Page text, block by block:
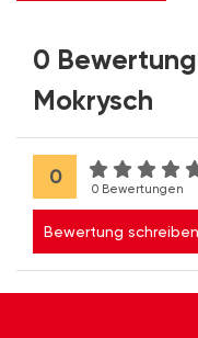
0
Mokrysch
0
0 Bewertungen
Bewertung schreiben